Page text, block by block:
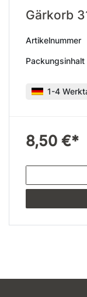
Gärkorb
Artikelnummer
Packungsinhalt
1-4
8,50 €*